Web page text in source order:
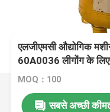
एलजीएमसी औद्योगिक
60A0036 लीगोंग के लिए
MOQ：100
सबसे अच्छी